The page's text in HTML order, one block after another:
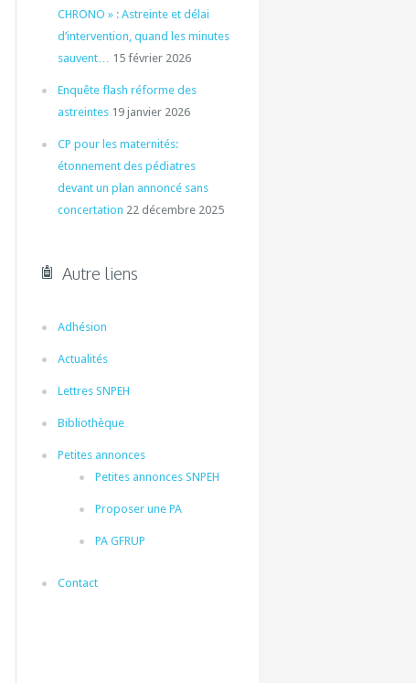
CHRONO » : Astreinte et délai
d’intervention, quand les minutes
sauvent… 15 février 2026
Enquête flash réforme des
astreintes 19 janvier 2026
CP pour les maternités:
étonnement des pédiatres
devant un plan annoncé sans
concertation 22 décembre 2025
Autre liens
Adhésion
Actualités
Lettres SNPEH
Bibliothèque
Petites annonces
Petites annonces SNPEH
Proposer une PA
PA GFRUP
Contact